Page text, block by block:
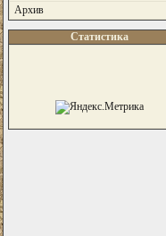
Архив
Статистика